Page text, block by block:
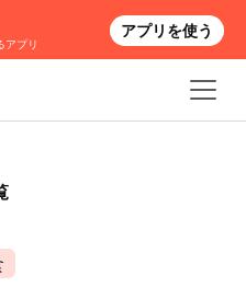
アプリ
アプリを使う